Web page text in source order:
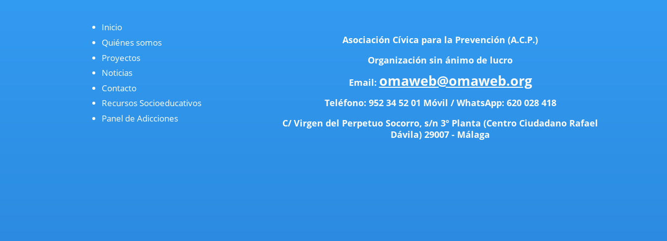
Inicio
Quiénes somos
Proyectos
Noticias
Contacto
Recursos Socioeducativos
Panel de Adicciones
Asociación Cívica para la Prevención (A.C.P.)
Organización sin ánimo de lucro
Email: omaweb@omaweb.org
Teléfono: 952 34 52 01 Móvil / WhatsApp: 620 028 418
C/ Virgen del Perpetuo Socorro, s/n 3º Planta (Centro Ciudadano Rafael
Dávila) 29007 - Málaga